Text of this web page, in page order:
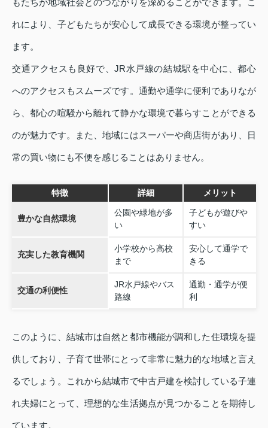
もたちが地域社会とのつながりを深めることができます。こ
れにより、子どもたちが安心して成長できる環境が整ってい
ます。
交通アクセスも良好で、JR水戸線の結城駅を中心に、都心
へのアクセスもスムーズです。通勤や通学に便利でありなが
ら、都心の喧騒から離れて静かな環境で暮らすことができる
のが魅力です。また、地域にはスーパーや商店街があり、日
常の買い物にも不便を感じることはありません。
特徴 詳細 メリット
豊かな自然環境
公園や緑地が多
い
子どもが遊びや
すい
充実した教育機関
小学校から高校
まで
安心して通学で
きる
交通の利便性
JR水戸線やバス
路線
通勤・通学が便
利
このように、結城市は自然と都市機能が調和した住環境を提
供しており、子育て世帯にとって非常に魅力的な地域と言え
るでしょう。これから結城市で中古戸建を検討している子連
れ夫婦にとって、理想的な生活拠点が見つかることを期待し
ています。